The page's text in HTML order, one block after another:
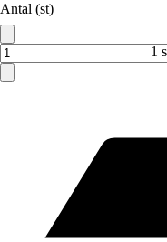
Antal (st)
1